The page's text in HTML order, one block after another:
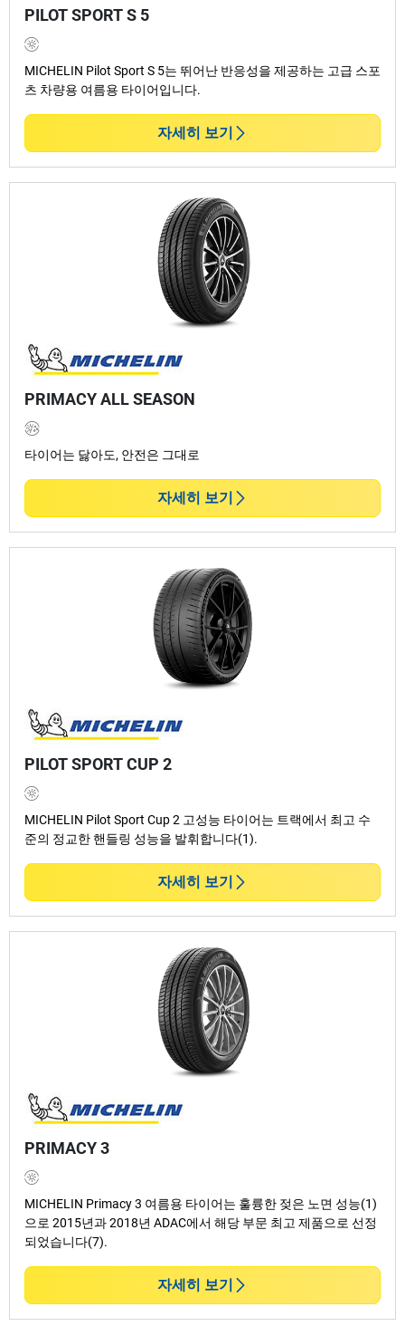
PILOT SPORT S 5
MICHELIN Pilot Sport S 5는 뛰어난 반응성을 제공하는 고급 스포
츠 차량용 여름용 타이어입니다.
자세히 보기
PRIMACY ALL SEASON
타이어는 닳아도, 안전은 그대로
자세히 보기
PILOT SPORT CUP 2
MICHELIN Pilot Sport Cup 2 고성능 타이어는 트랙에서 최고 수
준의 정교한 핸들링 성능을 발휘합니다(1).
자세히 보기
PRIMACY 3
MICHELIN Primacy 3 여름용 타이어는 훌륭한 젖은 노면 성능(1)
으로 2015년과 2018년 ADAC에서 해당 부문 최고 제품으로 선정
되었습니다(7).
자세히 보기